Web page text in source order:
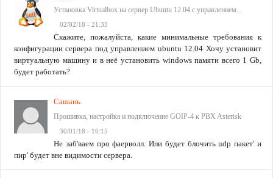
Установка Virtualbox на сервер Ubuntu 12.04 с управлением...
02/02/18 - 21:33
Скажите, пожалуйста, какие минимальные требования к
конфигурации сервера под управлением ubuntu 12.04 Хочу установит
виртуальную машину и в неё установить windows памяти всего 1 Gb,
будет работать?
Сашань
Прошивка, настройка и подключение GOIP-4 к PBX Asterisk
30/01/18 - 16:15
Не заб'ваем про фаерволл. Или будет блочить udp пакет' и
пир' будет вне видимости сервера.